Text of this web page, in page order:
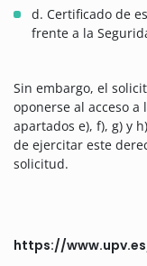
d. Certificado de
frente a la
Sin embargo, el
oponerse al acceso
apartados e), f), g) y
de ejercitar este
solicitud.